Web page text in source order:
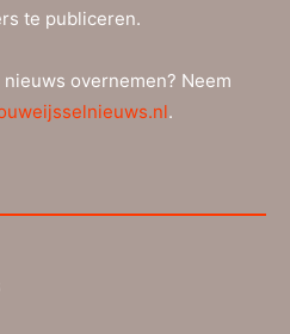
te publiceren.
overnemen? Neem
.